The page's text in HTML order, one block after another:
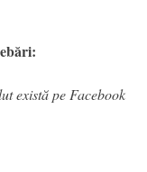
există pe Facebook